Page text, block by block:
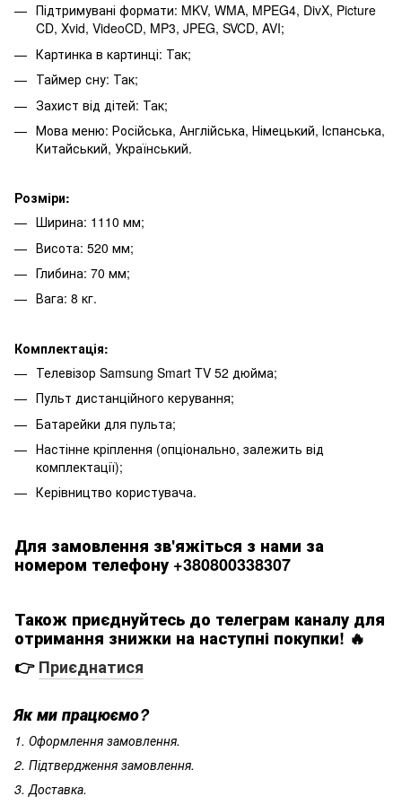
Підтримувані формати: MKV, WMA, MPEG4, DivX, Picture
CD, Xvid, VideoCD, MP3, JPEG, SVCD, AVI;
Картинка в картинці: Так;
Таймер сну: Так;
Захист від дітей: Так;
Мова меню: Російська, Англійська, Німецький, Іспанська,
Китайський, Український.
Розміри:
Ширина: 1110 мм;
Висота: 520 мм;
Глибина: 70 мм;
Вага: 8 кг.
Комплектація:
Телевізор Samsung Smart TV 52 дюйма;
Пульт дистанційного керування;
Батарейки для пульта;
Настінне кріплення (опціонально, залежить від
комплектації);
Керівництво користувача.
Для замовлення зв'яжіться з нами за
номером телефону +380800338307
Також приєднуйтесь до телеграм каналу для
отримання знижки на наступні покупки! 🔥
👉Приєднатися
Як ми працюємо?
1. Оформлення замовлення.
2. Підтвердження замовлення.
3. Доставка.